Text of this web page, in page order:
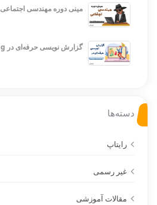
مینی دوره مهندسی اجتماعی
گزارش نویسی حرفه‌ای در Bug Hunting
دسته‌ها
رایتاپ
غیر رسمی
مقالات آموزشی